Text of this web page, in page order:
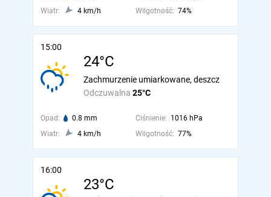
Wiatr:
4 km/h Wilgotność: 74%
15:00
24°C
Odczuwalna 25°C
Zachmurzenie umiarkowane, deszcz
Opad: 0.8 mm Ciśnienie: 1016 hPa
Wiatr:
4 km/h Wilgotność: 77%
16:00
23°C